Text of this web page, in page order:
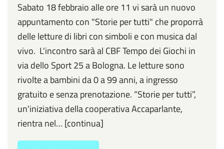
Sabato 18 febbraio alle ore 11 vi sarà un nuovo
appuntamento con "Storie per tutti" che proporrà
delle letture di libri con simboli e con musica dal
vivo. L'incontro sarà al CBF Tempo dei Giochi in
via dello Sport 25 a Bologna. Le letture sono
rivolte a bambini da 0 a 99 anni, a ingresso
gratuito e senza prenotazione. “Storie per tutti”,
un'iniziativa della cooperativa Accaparlante,
rientra nel… [continua]